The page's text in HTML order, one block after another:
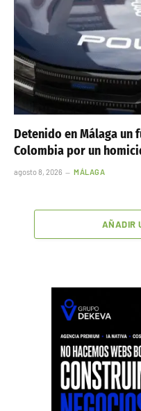
Detenido en Málaga
Colombia por un
agosto 8, 2026 MÁLAGA
AÑADIR